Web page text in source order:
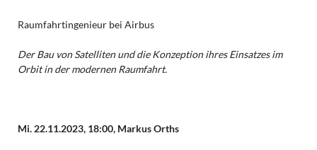
Raumfahrtingenieur bei Airbus
Der Bau von Satelliten und die Konzeption ihres Einsatzes im
Orbit in der modernen Raumfahrt.
Mi. 22.11.2023, 18:00, Markus Orths